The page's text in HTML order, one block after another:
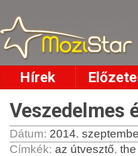
Hírek
Veszedelmes
Dátum: 2014.
Címkék: az útvesztő,